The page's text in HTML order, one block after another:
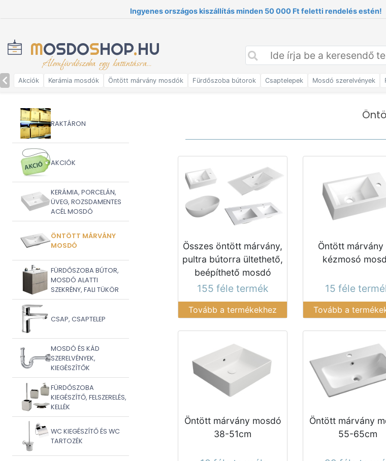
Ingyenes országos kiszállítás minden 50 000 Ft feletti rendelés estén!
MOSDOSHOP.HU
Álomfürdőszoba egy kattintásra...
Akciók Kerámia mosdók Öntött márvány mosdók Fürdőszoba bútorok Csaptelepek Mosdó szerelvények
RAKTÁRON
AKCIÓK
KERÁMIA, PORCELÁN,
ÜVEG, ROZSDAMENTES
ACÉL MOSDÓ
ÖNTÖTT MÁRVÁNY
MOSDÓ
FÜRDŐSZOBA BÚTOR,
MOSDÓ ALATTI
SZEKRÉNY, FALI TÜKÖR
CSAP, CSAPTELEP
MOSDÓ ÉS KÁD
SZERELVÉNYEK,
KIEGÉSZÍTŐK
FÜRDŐSZOBA
KIEGÉSZÍTŐ, FELSZERELÉS,
KELLÉK
WC KIEGÉSZÍTŐ ÉS WC
TARTOZÉK
Összes öntött márvány,
pultra bútorra ültethető,
beépíthető mosdó
155 féle termék
Tovább a termékekhez
Öntött márvány
kézmosó
15 féle
Tovább a
Öntött márvány mosdó
38-51cm
Öntött márvány
55-65cm